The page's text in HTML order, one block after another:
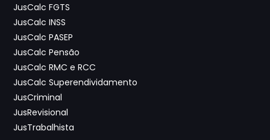
JusCalc FGTS
JusCalc INSS
JusCalc PASEP
JusCalc Pensão
JusCalc RMC e RCC
JusCalc Superendividamento
JusCriminal
JusRevisional
JusTrabalhista